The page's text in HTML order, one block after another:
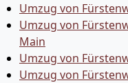
Umzug von
Umzug von
Main
Umzug von
Umzug von